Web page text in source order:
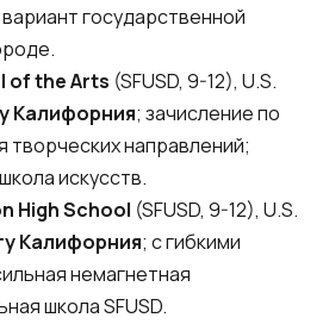
государственной
of the Arts (SFUSD, 9-12), U.S.
Калифорния; зачисление по
направлений;
искусств.
High School (SFUSD, 9-12), U.S.
Калифорния; с гибкими
немагнетная
школа SFUSD.